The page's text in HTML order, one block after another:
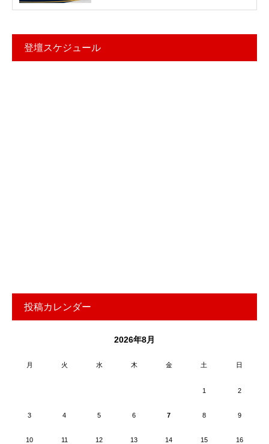
登壇スケジュール
投稿カレンダー
2026年8月
月 火 水 木 金 土 日
1 2
3 4 5 6 7 8 9
10 11 12 13 14 15 16